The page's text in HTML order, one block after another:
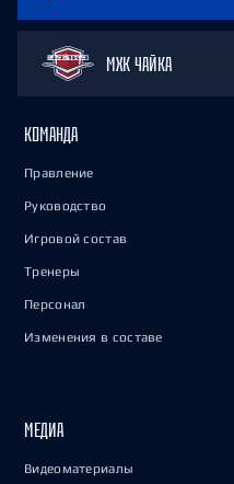
МХК ЧАЙКА
КОМАНДА
Правление
Руководство
Игровой состав
Тренеры
Персонал
Изменения в составе
МЕДИА
Видеоматериалы